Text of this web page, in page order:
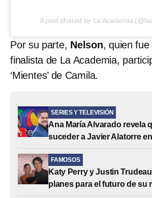
A post shared by La Academia
Por su parte, Nelson, quien
finalista de La Academia,
‘Mientes’ de Camila.
SERIES Y TELEVISIÓN
Ana María Alvarado revela
suceder a Javier Alatorre
FAMOSOS
Katy Perry y Justin
planes para el futuro de su